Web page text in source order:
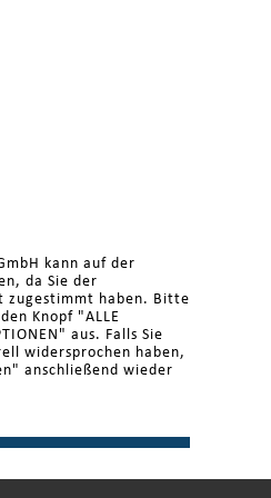
kann auf der
da Sie der
zugestimmt haben. Bitte
Knopf "ALLE
aus. Falls Sie
widersprochen haben,
anschließend wieder